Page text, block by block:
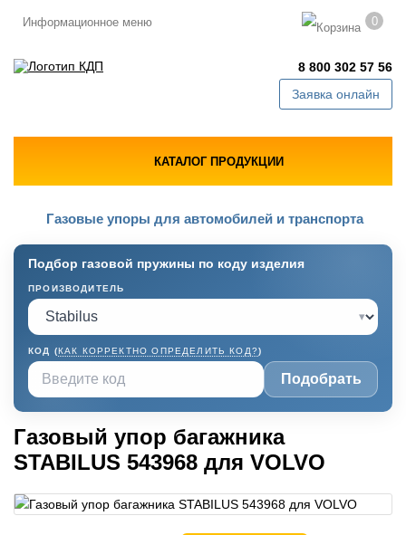
Информационное меню 0
8 800 302 57 56
Заявка онлайн
КАТАЛОГ ПРОДУКЦИИ
Газовые упоры для автомобилей и транспорта
Подбор газовой пружины по коду изделия
ПРОИЗВОДИТЕЛЬ
▾
КОД (КАК КОРРЕКТНО ОПРЕДЕЛИТЬ КОД?)
Подобрать
Газовый упор багажника
STABILUS 543968 для VOLVO